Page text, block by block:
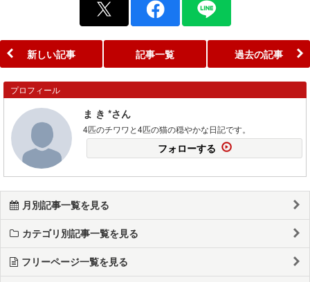
新しい記事 記事一覧 過去の記事
プロフィール
ま き *さん
4匹のチワワと4匹の猫の穏やかな日記です。
フォローする
月別記事一覧を見る
カテゴリ別記事一覧を見る
フリーページ一覧を見る